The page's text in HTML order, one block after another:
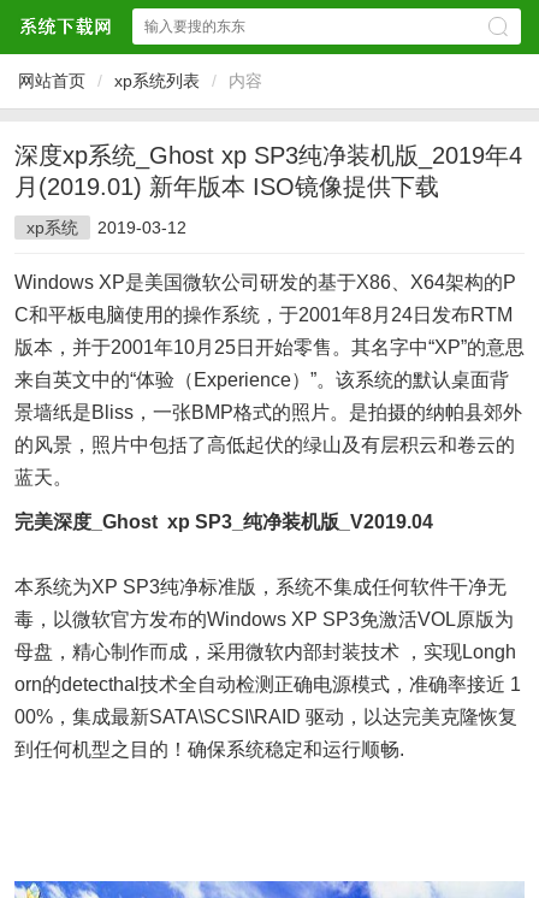
网站首页 / xp系统列表 / 内容
深度xp系统_Ghost xp SP3纯净装机版_2019年4
月(2019.01) 新年版本 ISO镜像提供下载
xp系统 2019-03-12
Windows XP是美国微软公司研发的基于X86、X64架构的P
C和平板电脑使用的操作系统，于2001年8月24日发布RTM
版本，并于2001年10月25日开始零售。其名字中“XP”的意思
来自英文中的“体验（Experience）”。该系统的默认桌面背
景墙纸是Bliss，一张BMP格式的照片。是拍摄的纳帕县郊外
的风景，照片中包括了高低起伏的绿山及有层积云和卷云的
蓝天。
完美深度_Ghost xp SP3_纯净装机版_V2019.04
本系统为XP SP3纯净标准版，系统不集成任何软件干净无
毒，以微软官方发布的Windows XP SP3免激活VOL原版为
母盘，精心制作而成，采用微软内部封装技术 ，实现Longh
orn的detecthal技术全自动检测正确电源模式，准确率接近 1
00%，集成最新SATA\SCSI\RAID 驱动，以达完美克隆恢复
到任何机型之目的！确保系统稳定和运行顺畅.